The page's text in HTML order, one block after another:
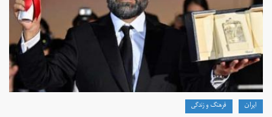
ايران فرهنگ و زندگی